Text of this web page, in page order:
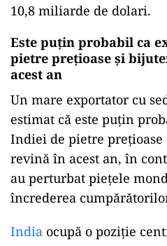
10,8 miliarde de dolari.
Este puţin probabil ca
pietre preţioase şi
acest an
Un mare exportator cu
estimat că este puţin
Indiei de pietre
revină în acest an, în
au perturbat pieţele
încrederea
India ocupă o poziție